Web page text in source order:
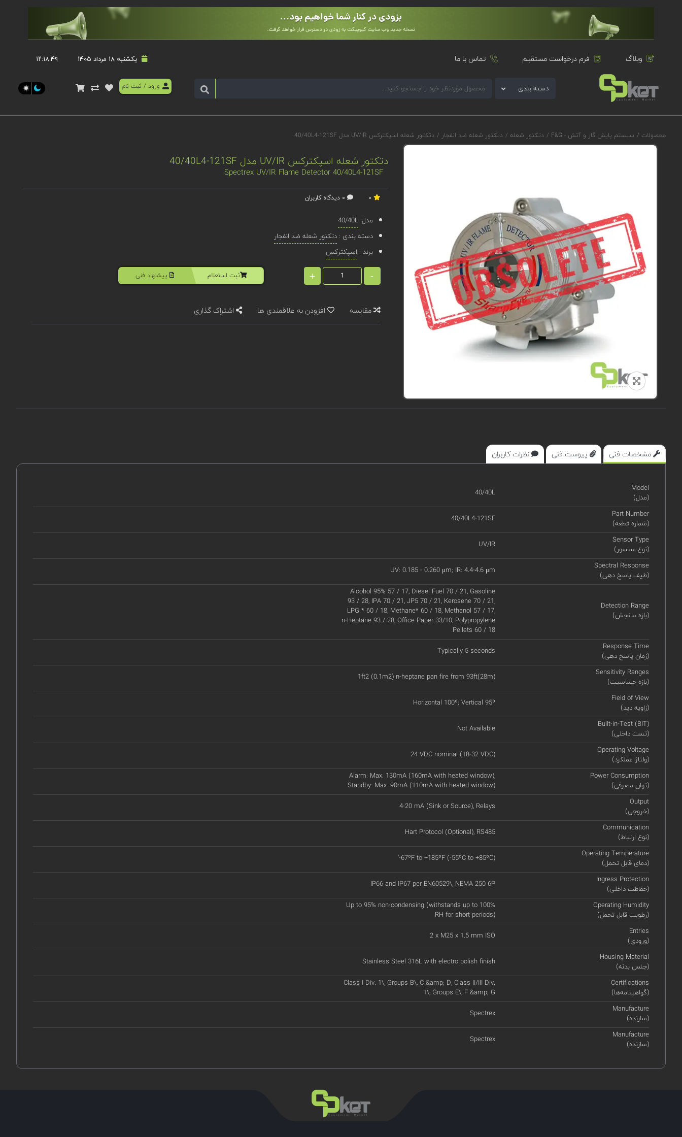
وبلاگ فرم درخواست مستقیم تماس با ما یکشنبه 18 مرداد 1405 ۱۲:۱۸:۴۹
دسته بندی ورود / ثبت نام
محصولات / سیستم پایش گاز و آتش - F&G / دتکتور شعله / دتکتور شعله ضد انفجار / دتکتور شعله اسپکترکس UV/IR مدل 40/40L4-121SF
دتکتور شعله اسپکترکس UV/IR مدل 40/40L4-121SF
Spectrex UV/IR Flame Detector 40/40L4-121SF
مدل:40/40L
دسته بندی :دتکتور شعله ضد انفجار
برند : اسپکترکس
-
+ ثبت استعلام پیشنهاد فنی
مقایسه افزودن به علاقمندی ها اشتراک گذاری
مشخصات فنی پیوست فنی نظرات کاربران
Model
(مدل)
40/40L
Part Number
(شماره قطعه)
40/40L4-121SF
Sensor Type
(نوع سنسور)
UV/IR
Spectral Response
(طیف پاسخ دهی)
UV: 0.185 - 0.260 μm; IR: 4.4-4.6 μm
Detection Range
(بازه سنجش)
Alcohol 95% 57 / 17, Diesel Fuel 70 / 21, Gasoline
93 / 28, IPA 70 / 21, JP5 70 / 21, Kerosene 70 / 21,
LPG * 60 / 18, Methane* 60 / 18, Methanol 57 / 17,
n-Heptane 93 / 28, Office Paper 33/10, Polypropylene
Pellets 60 / 18
Response Time
(زمان پاسخ دهی)
Typically 5 seconds
Sensitivity Ranges
(بازه حساسیت)
1ft2 (0.1m2) n-heptane pan fire from 93ft(28m)
Field of View
(زاویه دید)
Horizontal 100º; Vertical 95º
Built-in-Test (BIT)
(تست داخلی)
Not Available
Operating Voltage
(ولتاژ عملکرد)
24 VDC nominal (18-32 VDC)
Power Consumption
(توان مصرفی)
Alarm: Max. 130mA (160mA with heated window),
Standby: Max. 90mA (110mA with heated window)
Output
(خروجی)
4-20 mA (Sink or Source), Relays
Communication
(نوع ارتباط)
Hart Protocol (Optional), RS485
Operating Temperature
(دمای قابل تحمل)
'-67ºF to +185ºF (-55ºC to +85ºC)
Ingress Protection
(حفاظت داخلی)
IP66 and IP67 per EN60529\, NEMA 250 6P
Operating Humidity
(رطوبت قابل تحمل)
Up to 95% non-condensing (withstands up to 100%
RH for short periods)
Entries
(ورودی)
2 x M25 x 1.5 mm ISO
Housing Material
(جنس بدنه)
Stainless Steel 316L with electro polish finish
Certifications
(گواهینامه‌ها)
Class I Div. 1\, Groups B\, C &amp; D, Class II/III Div.
1\, Groups E\, F &amp; G
Manufacture
(سازنده)
Spectrex
Manufacture
(سازنده)
Spectrex